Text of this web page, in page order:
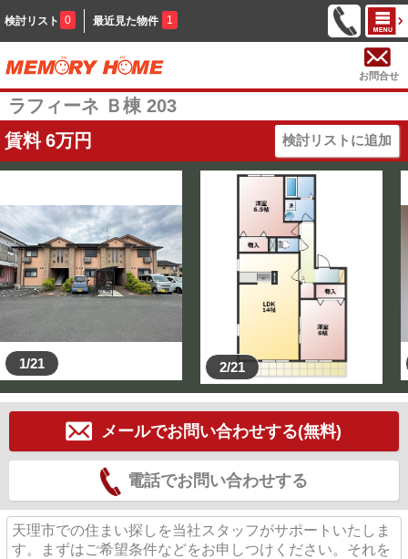
検討リスト 0 最近見た物件 1
お問合せ
ラフィーネ Ｂ棟 203
賃料 6万円 検討リストに追加
1/21 2/21
メールでお問い合わせする(無料)
電話でお問い合わせする
天理市での住まい探しを当社スタッフがサポートいたしま
す。まずはご希望条件などをお申しつけください。それを